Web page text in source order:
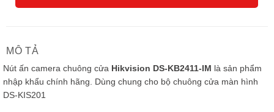
MÔ TẢ
Nút ấn camera chuông cửa Hikvision DS-KB2411-IM là sản phẩm
nhập khẩu chính hãng. Dùng chung cho bộ chuông cửa màn hình
DS-KIS201